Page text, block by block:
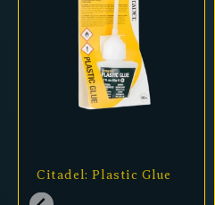
Citadel: Plastic Glue